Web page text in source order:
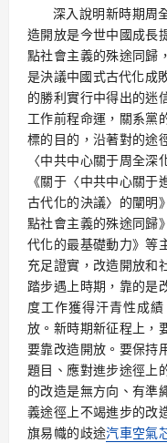
深入說明新時期周
造開放是今世中國成長
點社會主義的殊途同歸
是決議中國式古代化成
的勝利實行中得出的迷
工作前程命運，關系黨
標的目的，沿著對的途
〈中共中心關于周全深
《關于〈中共中心關
古代化的決議〉的闡明
點社會主義的殊途同歸
代化的最基礎動力》等
充足證實，改造開放和
踏步遇上時期，靠的是
度工作獲得汗青性成
放。新時期新征程上，
要靠改造開放。要保持
題目、應對進步途徑上
的改造是無方向、有準
義途徑上不竭進步的改
旗易幟的歧途汽車空氣